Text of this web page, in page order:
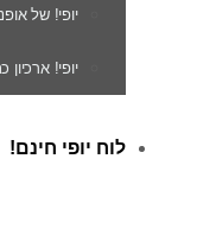
יופי! של
יופי! ארכיון
לוח יופי חינם!